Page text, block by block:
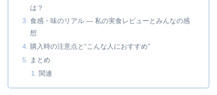
は？
食感・味のリアル — 私の実食レビューとみんなの感
想
購入時の注意点と“こんな人におすすめ”
まとめ
関連